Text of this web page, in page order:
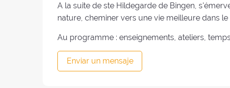
A la suite de ste Hildegarde de Bingen,
nature, cheminer vers une vie meilleure dans
Au programme : enseignements, ateliers,
Enviar un mensaje